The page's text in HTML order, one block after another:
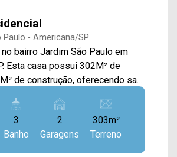
Paulo - Americana/SP
no bairro Jardim São Paulo em
de construção, oferecendo sala
integradas, cozinha gourmet
e com churrasqueira, piscina
e área de serviço com
01 social e 01 lavabo; > 02
3
Banho
2
Garagens
303m²
Terreno